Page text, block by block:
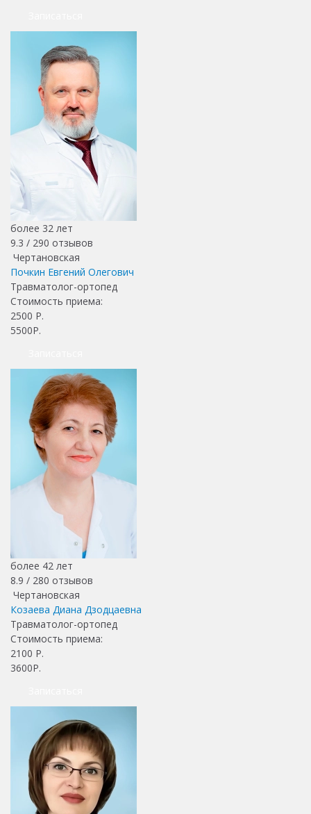
более 32 лет
9.3 / 290 отзывов
Чертановская
Почкин Евгений Олегович
Травматолог-ортопед
Стоимость приема:
2500 Р.
5500Р.
более 42 лет
8.9 / 280 отзывов
Чертановская
Козаева Диана Дзодцаевна
Травматолог-ортопед
Стоимость приема:
2100 Р.
3600Р.